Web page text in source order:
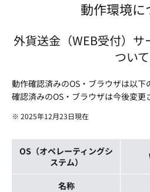
動作環境に
外貨送金（WEB受付）
ついて
動作確認済みのOS・ブラウザは以
確認済みのOS・ブラウザは今後変更
※ 2025年12月23日現在
OS（オペレーティングシ
ステム）
名称